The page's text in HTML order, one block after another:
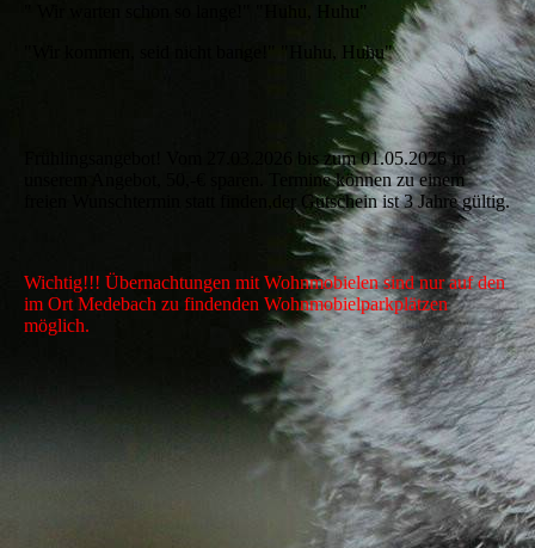
" Wir warten schon so lange!" "Huhu, Huhu"
"Wir kommen, seid nicht bange!" "Huhu, Huhu"
Frühlingsangebot! Vom 27.03.2026 bis zum 01.05.2026 in
unserem Angebot, 50,-€ sparen. Termine können zu einem
freien Wunschtermin statt finden,der Gutschein ist 3 Jahre gültig.
Wichtig!!! Übernachtungen mit Wohnmobielen sind nur auf den
im Ort Medebach zu findenden Wohnmobielparkplätzen
möglich.